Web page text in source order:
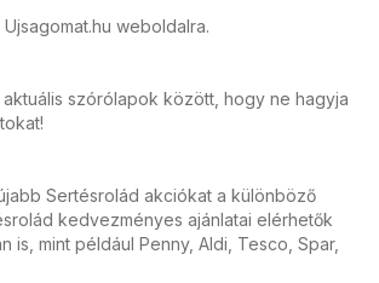
weboldalra.
szórólapok között, hogy ne hagyja
Sertésrolád akciókat a különböző
kedvezményes ajánlatai elérhetők
is, mint például Penny, Aldi, Tesco, Spar,